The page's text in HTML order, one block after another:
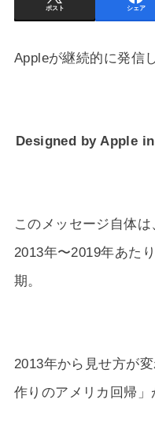
ポスト シェア
Appleが継続的に発信
Designed by Apple
このメッセージ自体は
2013年〜2019年あた
期。
2013年から見せ方が
作りのアメリカ回帰」